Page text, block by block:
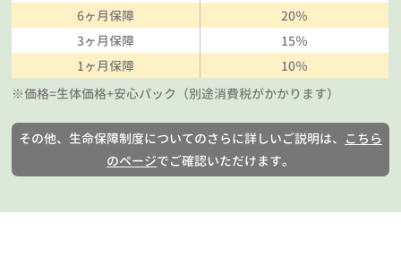
6ヶ月保障
20％
3ヶ月保障
15％
1ヶ月保障
10％
※価格=生体価格+安心パック（別途消費税がかかります）
その他、生命保障制度についてのさらに詳しいご説明は、
こちら
のページでご確認いただけます。